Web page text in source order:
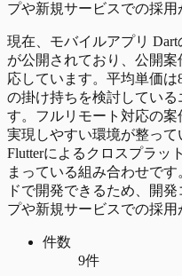
プや新規サービスでの採用
現在、モバイルアプリ
が公開されており、公開
応しています。平均単価
の掛け持ちを検討してい
す。フルリモート対応の案
実現しやすい環境が整っ
Flutterによるクロスプラッ
まっている組み合わせです
ドで開発できるため、開
プや新規サービスでの採用
件数
9件